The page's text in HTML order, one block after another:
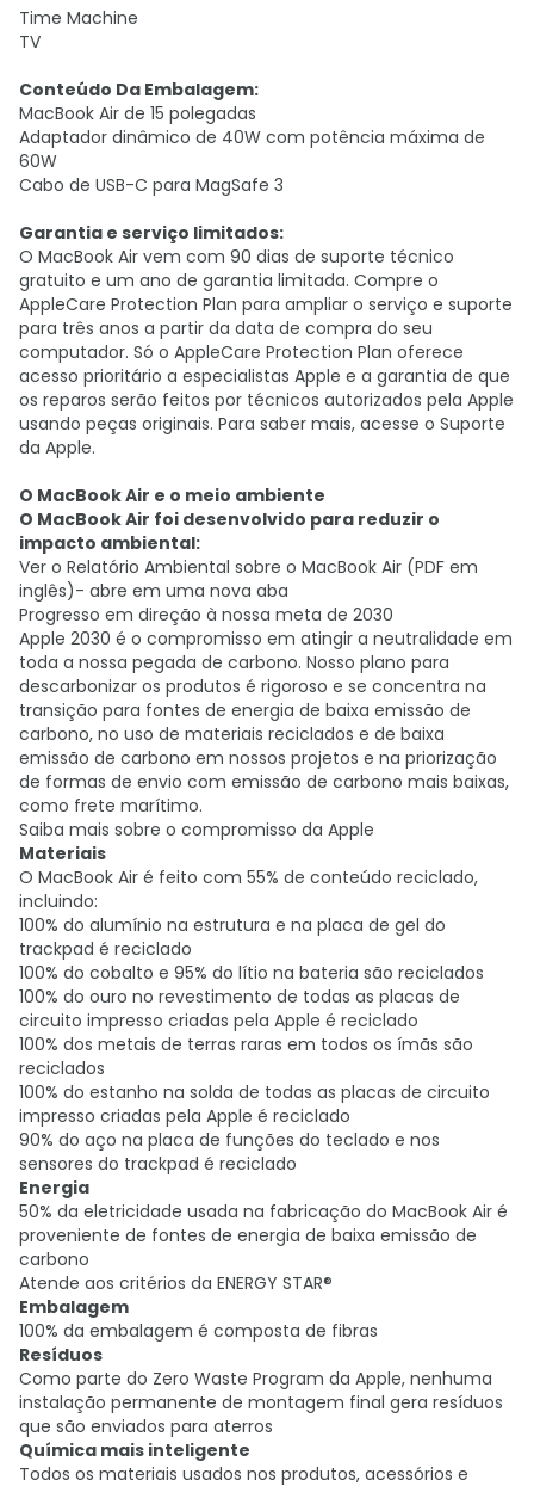
Time Machine
TV
Conteúdo Da Embalagem:
MacBook Air de 15 polegadas
Adaptador dinâmico de 40W com potência máxima de
60W
Cabo de USB-C para MagSafe 3
Garantia e serviço limitados:
O MacBook Air vem com 90 dias de suporte técnico
gratuito e um ano de garantia limitada. Compre o
AppleCare Protection Plan para ampliar o serviço e suporte
para três anos a partir da data de compra do seu
computador. Só o AppleCare Protection Plan oferece
acesso prioritário a especialistas Apple e a garantia de que
os reparos serão feitos por técnicos autorizados pela Apple
usando peças originais. Para saber mais, acesse o Suporte
da Apple.
O MacBook Air e o meio ambiente
O MacBook Air foi desenvolvido para reduzir o
impacto ambiental:
Ver o Relatório Ambiental sobre o MacBook Air (PDF em
inglês)- abre em uma nova aba
Progresso em direção à nossa meta de 2030
Apple 2030 é o compromisso em atingir a neutralidade em
toda a nossa pegada de carbono. Nosso plano para
descarbonizar os produtos é rigoroso e se concentra na
transição para fontes de energia de baixa emissão de
carbono, no uso de materiais reciclados e de baixa
emissão de carbono em nossos projetos e na priorização
de formas de envio com emissão de carbono mais baixas,
como frete marítimo.
Saiba mais sobre o compromisso da Apple
Materiais
O MacBook Air é feito com 55% de conteúdo reciclado,
incluindo:
100% do alumínio na estrutura e na placa de gel do
trackpad é reciclado
100% do cobalto e 95% do lítio na bateria são reciclados
100% do ouro no revestimento de todas as placas de
circuito impresso criadas pela Apple é reciclado
100% dos metais de terras raras em todos os ímãs são
reciclados
100% do estanho na solda de todas as placas de circuito
impresso criadas pela Apple é reciclado
90% do aço na placa de funções do teclado e nos
sensores do trackpad é reciclado
Energia
50% da eletricidade usada na fabricação do MacBook Air é
proveniente de fontes de energia de baixa emissão de
carbono
Atende aos critérios da ENERGY STAR®
Embalagem
100% da embalagem é composta de fibras
Resíduos
Como parte do Zero Waste Program da Apple, nenhuma
instalação permanente de montagem final gera resíduos
que são enviados para aterros
Química mais inteligente
Todos os materiais usados nos produtos, acessórios e